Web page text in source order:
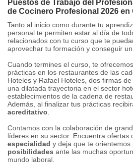
Puestos de Trabajo del
de Cocinero Profesional 2026 en
Tanto al inicio como durante tu
personal te permiten estar al día de
relacionados con tu curso que te
aprovechar tu formación y conseguir
Cuando termines el curso, te
prácticas en los restaurantes de las
Hoteles y Rafael Hoteles, dos firmas
una dilatada trayectoria en el sector
establecimientos de la cadena de
Además, al finalizar tus prácticas
acreditativo
Contamos con la colaboración de
líderes en su sector. Encuentra ofertas
especialidad y deja que te orientemos
posibilidades ante las muchas
mundo laboral.